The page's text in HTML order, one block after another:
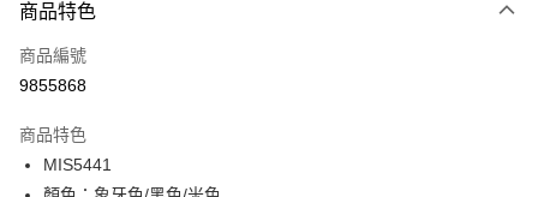
信用卡一次付款
超商取貨付款
Apple Pay
商品特色
商品編號
9855868
商品特色
MIS5441